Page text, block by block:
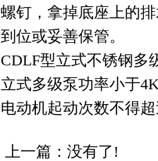
螺钉，拿掉底座上的
到位或妥善保管。
CDLF型立式不锈钢多
立式多级泵功率小于
电动机起动次数不得
上一篇：没有了!